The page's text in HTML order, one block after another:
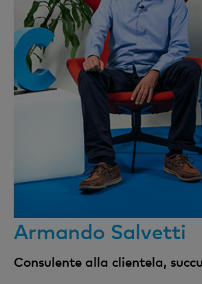
Armando Salvetti
Consulente alla clientela,